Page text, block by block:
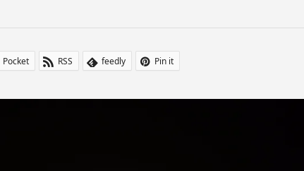
Pocket RSS feedly Pin it